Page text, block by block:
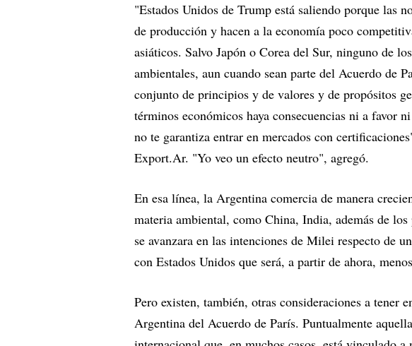
"Estados Unidos de Trump está saliendo porque las
de producción y hacen a la economía poco
asiáticos. Salvo Japón o Corea del Sur, ninguno de
ambientales, aun cuando sean parte del Acuerdo de
conjunto de principios y de valores y de propósitos
términos económicos haya consecuencias ni a favor
no te garantiza entrar en mercados con
Export.Ar. "Yo veo un efecto neutro", agregó.
En esa línea, la Argentina comercia de manera
materia ambiental, como China, India, además de
se avanzara en las intenciones de Milei respecto de
con Estados Unidos que será, a partir de ahora,
Pero existen, también, otras consideraciones a tener
Argentina del Acuerdo de París. Puntualmente